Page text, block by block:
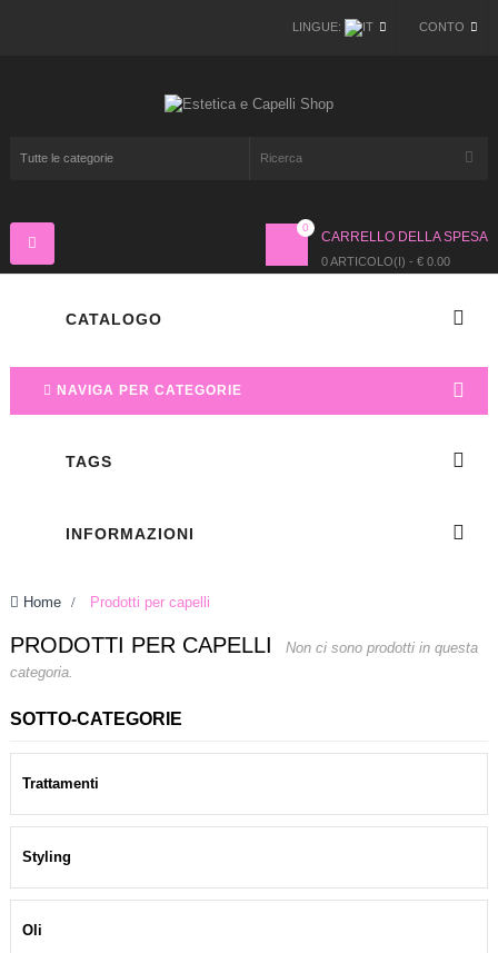
CONTO
LINGUE:
CARRELLO DELLA SPESA
0 ARTICOLO(I) - € 0.00
0
Navigazione
Toggle
CATALOGO
NAVIGA PER CATEGORIE
TAGS
INFORMAZIONI
Home > Prodotti per capelli
PRODOTTI PER CAPELLI
Non ci sono prodotti in questa
categoria.
SOTTO-CATEGORIE
Trattamenti
Styling
Oli